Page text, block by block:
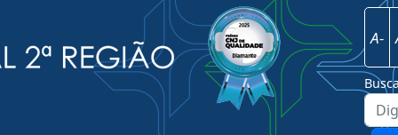
Justiça Federal - 2ª Região
Imagem
A-